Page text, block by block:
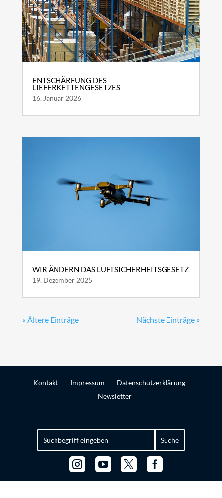
ENTSCHÄRFUNG DES
LIEFERKETTENGESETZES
16. Januar 2026
WIR ÄNDERN DAS LUFTSICHERHEITSGESETZ
19. Dezember 2025
« Ältere Einträge Nächste Einträge »
Kontakt Impressum
Datenschutzerklärung
Newsletter
nach:
   